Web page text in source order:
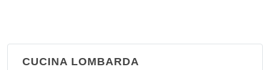
CUCINA LOMBARDA